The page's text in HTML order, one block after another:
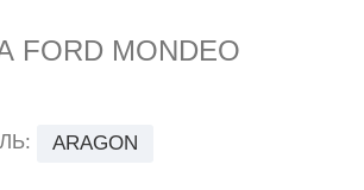
MONDEO
ARAGON